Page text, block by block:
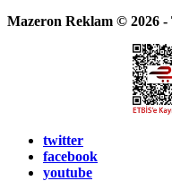
Mazeron Reklam © 2026 -
twitter
facebook
youtube